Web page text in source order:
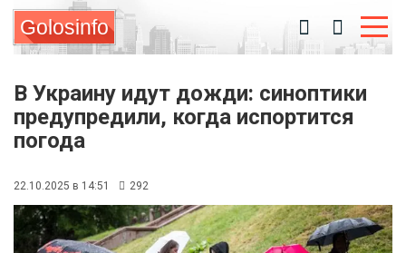
Golosinfo
В Украину идут дожди: синоптики
предупредили, когда испортится
погода
22.10.2025 в 14:51 292